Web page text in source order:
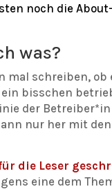
noch die
was?
mal schreiben,
bisschen
der
nur her mit
die Leser
eine dem